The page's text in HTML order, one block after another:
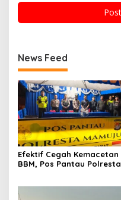
News Feed
Efektif Cegah Kemacetan
BBM, Pos Pantau Polresta